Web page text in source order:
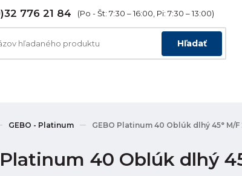
776 21 84 (Po - Št: 7:30 – 16:00, Pi: 7:30 – 13:00)
Hľadať
GEBO - Platinum GEBO Platinum 40 Oblúk dlhý 45° M/F
40 Oblúk dlhý